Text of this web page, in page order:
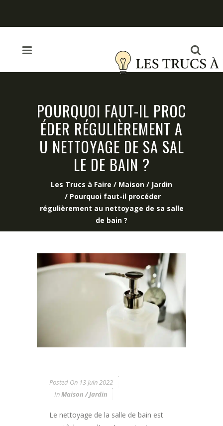
POURQUOI FAUT-IL PROC
ÉDER RÉGULIÈREMENT A
U NETTOYAGE DE SA SAL
LE DE BAIN ?
Les Trucs à Faire / Maison / Jardin
/ Pourquoi faut-il procéder
régulièrement au nettoyage de sa salle
de bain ?
Posted On 13 Juin 2022
InMaison / Jardin
Le nettoyage de la salle de bain est